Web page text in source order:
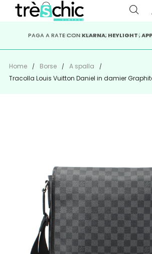
PAGA A RATE CONKLARNA,HEYLIGHT,
ISCRIVITI ALLA NEWSLETTER PER NON PERDERE
OFFERTE IMPERDIBILI!
RESO GARANTITO ENTRO 14
Home Borse
A spalla
Tracolla Louis Vuitton Daniel in damier